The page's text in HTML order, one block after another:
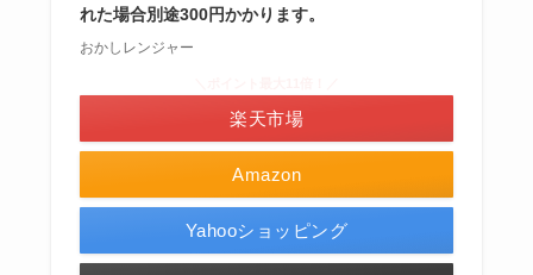
れた場合別途300円かかります。
おかしレンジャー
Amazon
楽天市場
Yahooショッピング